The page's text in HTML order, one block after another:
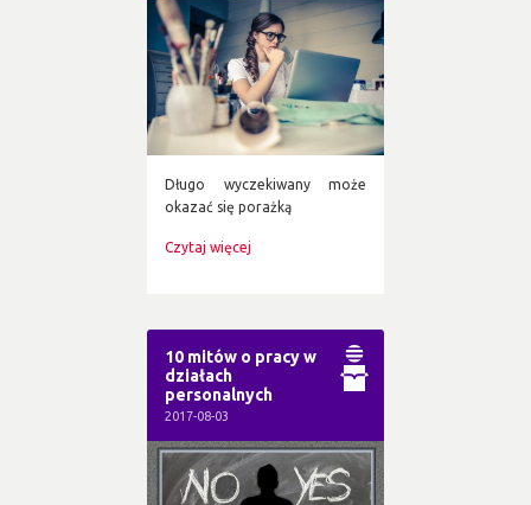
Długo wyczekiwany może
okazać się porażką
Czytaj więcej
10 mitów o pracy w
działach
personalnych
2017-08-03